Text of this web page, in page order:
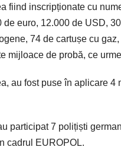
fiind inscripționate cu
de euro, 12.000 de USD,
74 de cartușe cu
mijloace de probă, ce
au fost puse în aplicare
participat 7 polițiști
cadrul EUROPOL.